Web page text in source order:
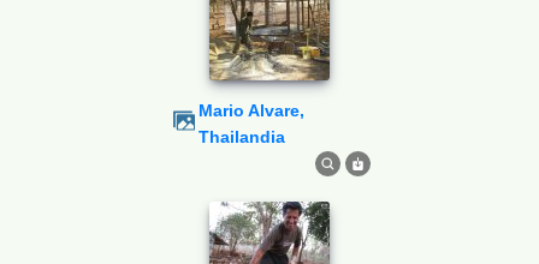
Mario Alvare,
Thailandia